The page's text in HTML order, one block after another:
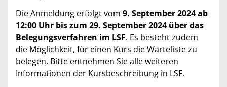
Die Anmeldung erfolgt vom 9. September2024 ab
12:00 Uhr bis zum 29. September 2024 über das
Belegungsverfahren im LSF. Es besteht zudem
die Möglichkeit, für einen Kurs die Warteliste zu
belegen. Bitte entnehmen Sie alle weiteren
Informationen der Kursbeschreibung in LSF.